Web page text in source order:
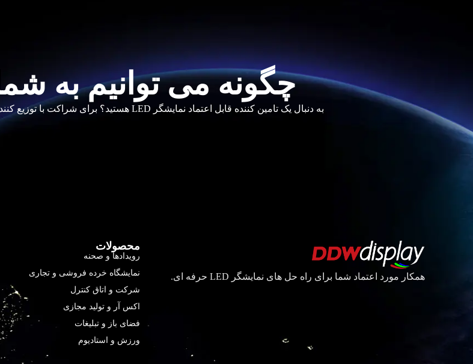
چگونه می توانیم به
به دنبال یک تامین کننده قابل اعتماد نمایشگر LED هستید؟ برای شراکت با توزیع کنندگان و فرصت های خرید انبوه با ما تماس بگیرید.
همکار مورد اعتماد شما برای راه حل های نمایشگر LED حرفه ای.
محصولات
رویدادها و صحنه
نمایشگاه خرده فروشی و تجاری
شرکت و اتاق کنترل
اکس آر و تولید مجازی
فضای باز و تبلیغات
ورزش و استادیوم
Italiano
Tiếng Việt
한국어